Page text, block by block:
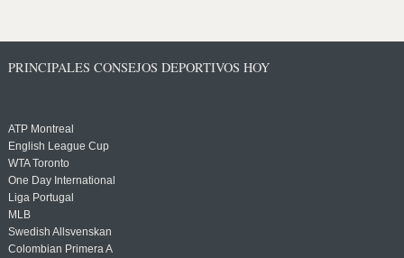
PRINCIPALES CONSEJOS DEPORTIVOS HOY
ATP Montreal
English League Cup
WTA Toronto
One Day International
Liga Portugal
MLB
Swedish Allsvenskan
Colombian Primera A